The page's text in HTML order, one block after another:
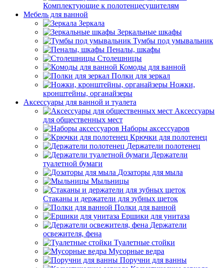
Комплектующие к полотенцесушителям
Мебель для ванной
Зеркала
Зеркальные шкафы
Тумбы под умывальник
Пеналы, шкафы
Столешницы
Комоды для ванной
Полки для зеркал
Ножки,
кронштейны, органайзеры
Аксессуары для ванной и туалета
Аксессуары
для общественных мест
Наборы аксессуаров
Крючки для полотенец
Держатели полотенец
Держатели
туалетной бумаги
Дозаторы для мыла
Мыльницы
Стаканы и держатели для зубных щеток
Полки для ванной
Ершики для унитаза
Держатели
освежителя, фена
Туалетные стойки
Мусорные ведра
Поручни для ванны